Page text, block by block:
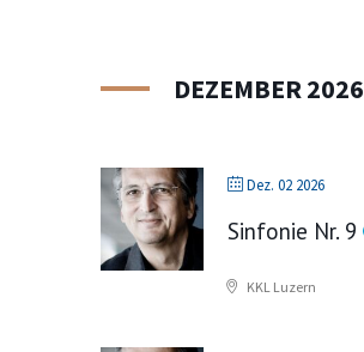
DEZEMBER 2026
Dez. 02 2026
Sinfonie Nr. 9
KKL Luzern